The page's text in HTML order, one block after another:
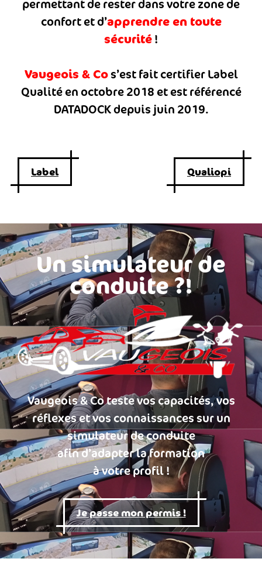
permettant de rester dans votre zone de
confort et d’apprendre en toute
sécurité!
Vaugeois & Cos’est fait certifier Label
Qualité en octobre 2018 et est référencé
DATADOCK depuis juin 2019.
Label Qualiopi
Un simulateur de
conduite ?!
Vaugeois & Co teste vos capacités, vos
réflexes et vos connaissances sur un
simulateur de conduite
afin d’adapter la formation
à votre profil !
Je passe mon permis !